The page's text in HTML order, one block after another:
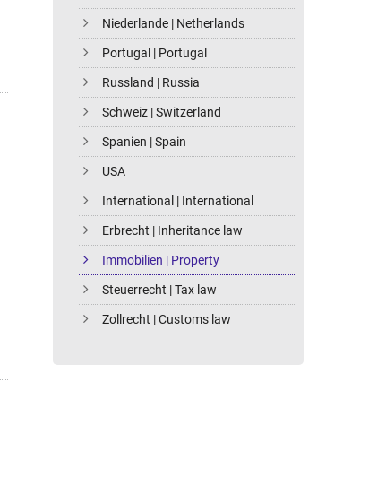
Niederlande | Netherlands
Portugal | Portugal
Russland | Russia
Schweiz | Switzerland
Spanien | Spain
USA
International | International
Erbrecht | Inheritance law
Immobilien | Property
Steuerrecht | Tax law
Zollrecht | Customs law